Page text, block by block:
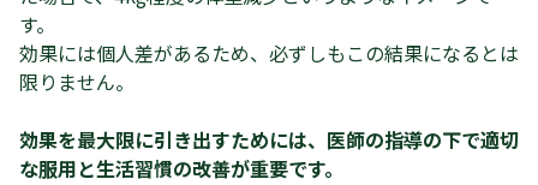
す。
効果には個人差があるため、必ずしもこの結果になるとは
限りません。
効果を最大限に引き出すためには、医師の指導の下で適切
な服用と生活習慣の改善が重要です。